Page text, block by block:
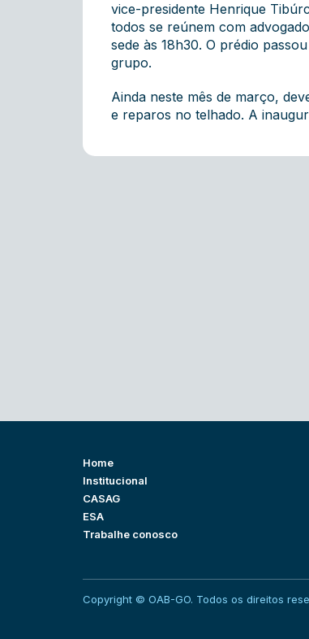
vice-presidente Henrique
todos se reúnem com
sede às 18h30. O prédio
grupo.
Ainda neste mês de março,
e reparos no telhado. A
Home
Institucional
CASAG
ESA
Trabalhe conosco
Copyright © OAB-GO. Todos os direitos